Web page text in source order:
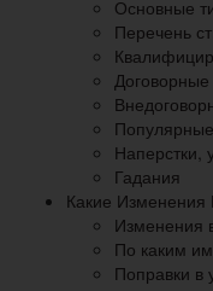
Основные
Перечень
Наперстки,
Гадания
Какие
Изменения
По каким
Поправки в